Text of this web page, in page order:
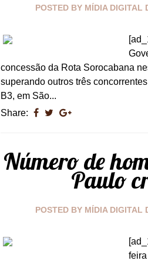
POSTED BY MÍDIA DIGITAL
concessão da Rota Sorocabana
superando outros três
B3, em São...
Share:
Número de
Paulo
POSTED BY MÍDIA DIGITAL